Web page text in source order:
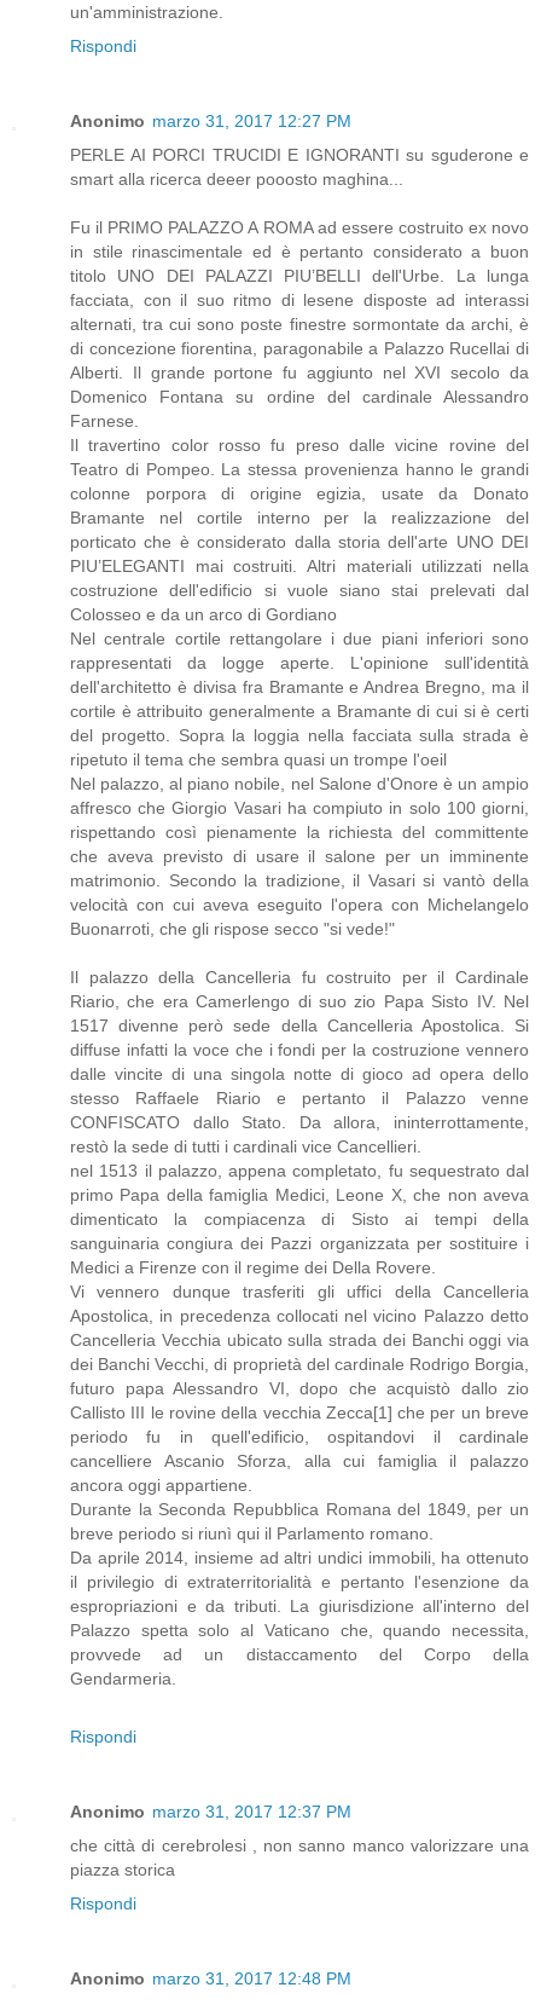
un'amministrazione.
Rispondi
Anonimo marzo 31, 2017 12:27 PM
PERLE AI PORCI TRUCIDI E IGNORANTI su sguderone e
smart alla ricerca deeer pooosto maghina...
Fu il PRIMO PALAZZO A ROMA ad essere costruito ex novo
in stile rinascimentale ed è pertanto considerato a buon
titolo UNO DEI PALAZZI PIU’BELLI dell'Urbe. La lunga
facciata, con il suo ritmo di lesene disposte ad interassi
alternati, tra cui sono poste finestre sormontate da archi, è
di concezione fiorentina, paragonabile a Palazzo Rucellai di
Alberti. Il grande portone fu aggiunto nel XVI secolo da
Domenico Fontana su ordine del cardinale Alessandro
Farnese.
Il travertino color rosso fu preso dalle vicine rovine del
Teatro di Pompeo. La stessa provenienza hanno le grandi
colonne porpora di origine egizia, usate da Donato
Bramante nel cortile interno per la realizzazione del
porticato che è considerato dalla storia dell'arte UNO DEI
PIU’ELEGANTI mai costruiti. Altri materiali utilizzati nella
costruzione dell'edificio si vuole siano stai prelevati dal
Colosseo e da un arco di Gordiano
Nel centrale cortile rettangolare i due piani inferiori sono
rappresentati da logge aperte. L'opinione sull'identità
dell'architetto è divisa fra Bramante e Andrea Bregno, ma il
cortile è attribuito generalmente a Bramante di cui si è certi
del progetto. Sopra la loggia nella facciata sulla strada è
ripetuto il tema che sembra quasi un trompe l'oeil
Nel palazzo, al piano nobile, nel Salone d'Onore è un ampio
affresco che Giorgio Vasari ha compiuto in solo 100 giorni,
rispettando così pienamente la richiesta del committente
che aveva previsto di usare il salone per un imminente
matrimonio. Secondo la tradizione, il Vasari si vantò della
velocità con cui aveva eseguito l'opera con Michelangelo
Buonarroti, che gli rispose secco "si vede!"
Il palazzo della Cancelleria fu costruito per il Cardinale
Riario, che era Camerlengo di suo zio Papa Sisto IV. Nel
1517 divenne però sede della Cancelleria Apostolica. Si
diffuse infatti la voce che i fondi per la costruzione vennero
dalle vincite di una singola notte di gioco ad opera dello
stesso Raffaele Riario e pertanto il Palazzo venne
CONFISCATO dallo Stato. Da allora, ininterrottamente,
restò la sede di tutti i cardinali vice Cancellieri.
nel 1513 il palazzo, appena completato, fu sequestrato dal
primo Papa della famiglia Medici, Leone X, che non aveva
dimenticato la compiacenza di Sisto ai tempi della
sanguinaria congiura dei Pazzi organizzata per sostituire i
Medici a Firenze con il regime dei Della Rovere.
Vi vennero dunque trasferiti gli uffici della Cancelleria
Apostolica, in precedenza collocati nel vicino Palazzo detto
Cancelleria Vecchia ubicato sulla strada dei Banchi oggi via
dei Banchi Vecchi, di proprietà del cardinale Rodrigo Borgia,
futuro papa Alessandro VI, dopo che acquistò dallo zio
Callisto III le rovine della vecchia Zecca[1] che per un breve
periodo fu in quell'edificio, ospitandovi il cardinale
cancelliere Ascanio Sforza, alla cui famiglia il palazzo
ancora oggi appartiene.
Durante la Seconda Repubblica Romana del 1849, per un
breve periodo si riunì qui il Parlamento romano.
Da aprile 2014, insieme ad altri undici immobili, ha ottenuto
il privilegio di extraterritorialità e pertanto l'esenzione da
espropriazioni e da tributi. La giurisdizione all'interno del
Palazzo spetta solo al Vaticano che, quando necessita,
provvede ad un distaccamento del Corpo della
Gendarmeria.
Rispondi
Anonimo marzo 31, 2017 12:37 PM
che città di cerebrolesi , non sanno manco valorizzare una
piazza storica
Rispondi
Anonimo marzo 31, 2017 12:48 PM